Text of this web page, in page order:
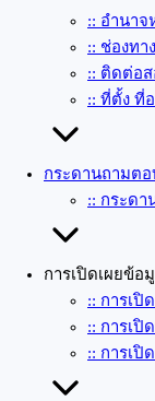
:: อำนาจ
:: ช่องทา
:: ติดต่อ
:: ที่ตั้ง ที่
กระดานถามตอ
:: กระดา
การเปิดเผยข้อ
:: การเปิ
:: การเปิ
:: การเปิ